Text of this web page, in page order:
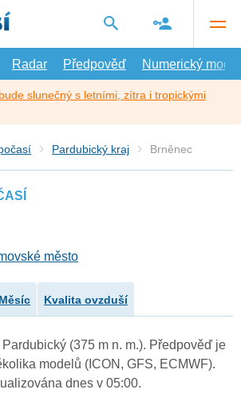
Radar Předpověď Numerický model
slunečný s letními, zítra i tropickými
Pardubický kraj Brněnec
město
Kvalita ovzduší
(375 m n. m.). Předpověď je
modelů (ICON, GFS, ECMWF).
dnes v 05:00.